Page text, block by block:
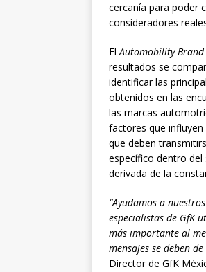
cercanía para poder
consideradores
ElAutomobility
resultados se
identificar las
obtenidos en las
las marcas
factores que
que deben
específico dentro
derivada de la
“Ayudamos a
especialistas de GfK
más importante al
mensajes se deben
Director de GfK